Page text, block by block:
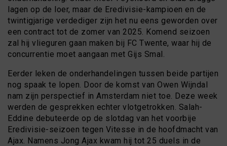
lagen op de loer, maar de Eredivisie-kampioen en de
twintigjarige verdediger zijn het nu eens geworden over
een contract tot de zomer van 2025. Komend seizoen
zal hij vlieguren gaan maken bij FC Twente, waar hij de
concurrentie moet aangaan met Gijs Smal.
Eerder leken de onderhandelingen tussen beide partijen
nog spaak te lopen. Door de komst van Owen Wijndal
nam zijn perspectief in Amsterdam niet toe. Deze week
werden de gesprekken echter vlotgetrokken. Salah-
Eddine debuteerde op de slotdag van het voorbije
Eredivisie-seizoen tegen Vitesse in de hoofdmacht van
Ajax. Namens Jong Ajax kwam hij tot 25 duels in de